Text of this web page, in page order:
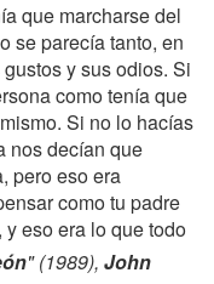
que marcharse del
se parecía tanto, en
y sus odios. Si
como tenía que
Si no lo hacías
nos decían que
pero eso era
como tu padre
eso era lo que todo
" (1989), John